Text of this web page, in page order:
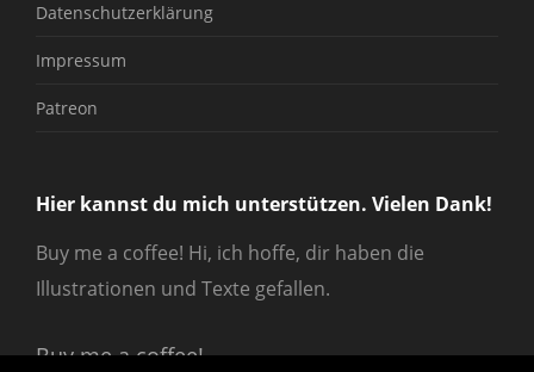
Datenschutzerklärung
Impressum
Patreon
Hier kannst du mich unterstützen. Vielen Dank!
Buy me a coffee! Hi, ich hoffe, dir haben die
Illustrationen und Texte gefallen.
Buy me a coffee!